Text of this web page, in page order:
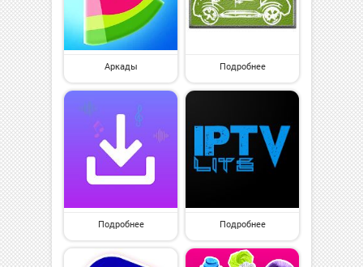
Аркады Подробнее
Подробнее Подробнее